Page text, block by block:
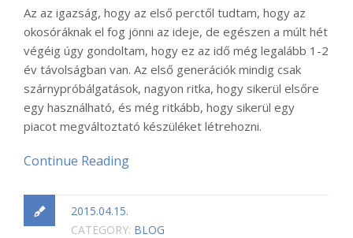
Az az igazság, hogy az első perctől tudtam, hogy az
okosóráknak el fog jönni az ideje, de egészen a múlt hét
végéig úgy gondoltam, hogy ez az idő még legalább 1-2
év távolságban van. Az első generációk mindig csak
szárnypróbálgatások, nagyon ritka, hogy sikerül elsőre
egy használható, és még ritkább, hogy sikerül egy
piacot megváltoztató készüléket létrehozni.
Continue Reading
2015.04.15.
CATEGORY: BLOG